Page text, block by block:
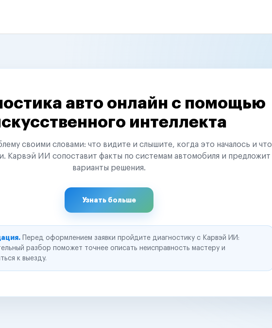
авто онлайн с помощью
интеллекта
своими словами: что видите и слышите, когда это началось и что
Карвэй ИИ сопоставит факты по системам автомобиля и предложит
варианты решения.
Узнать больше
Перед оформлением заявки пройдите диагностику с Карвэй ИИ:
разбор поможет точнее описать неисправность мастеру и
к выезду.